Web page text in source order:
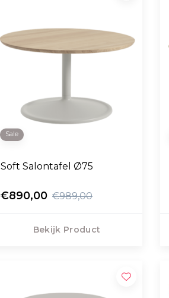
Sale
Soft Salontafel Ø75
€890,00 €989,00
Bekijk Product